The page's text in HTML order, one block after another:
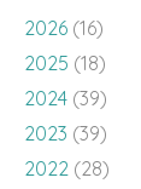
2026 (16)
2025 (18)
2024 (39)
2023 (39)
2022 (28)